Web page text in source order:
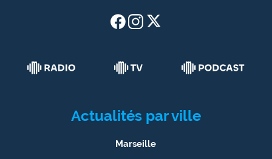
Actualités par ville
Marseille